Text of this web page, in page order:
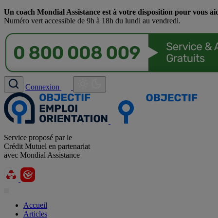
Un coach Mondial Assistance est à votre disposition pour vous
Numéro vert accessible de 9h à 18h du lundi au vendredi.
Connexion
Service proposé par le
Crédit Mutuel en partenariat
avec Mondial Assistance
Accueil
Articles